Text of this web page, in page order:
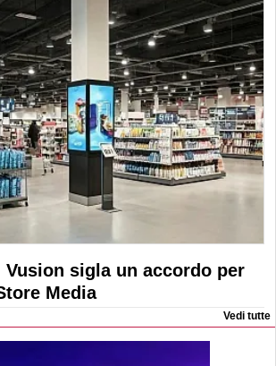
Vusion sigla un accordo per
Media
Vedi tutte